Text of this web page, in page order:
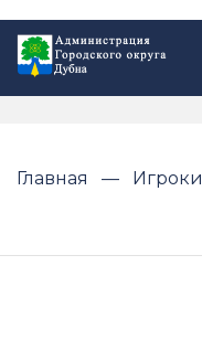
Главная Игроки